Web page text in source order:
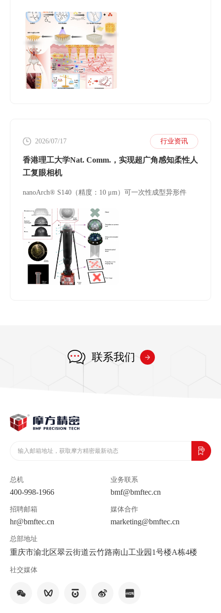
2026/07/17 行业资讯
香港理工大学Nat. Comm.，实现超广角感知柔性人
工复眼相机
nanoArch® S140（精度：10 μm）可一次性成型异形件
联系我们
总机
400-998-1966
业务联系
bmf@bmftec.cn
招聘邮箱
hr@bmftec.cn
媒体合作
marketing@bmftec.cn
总部地址
重庆市渝北区翠云街道云竹路南山工业园1号楼A栋4楼
社交媒体